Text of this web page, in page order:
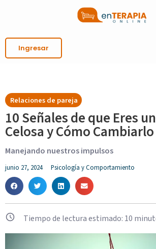
Ingresar
Relaciones de pareja
10 Señales de que Eres
Celosa y Cómo Cambiarlo
Manejando nuestros impulsos
junio 27, 2024 Psicología y Comportamiento
Tiempo de lectura estimado: 10